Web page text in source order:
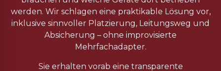
werden. Wir schlagen eine praktikable Lösung vor,
inklusive sinnvoller Platzierung, Leitungsweg und
Absicherung – ohne improvisierte
Mehrfachadapter.
Sie erhalten vorab eine transparente